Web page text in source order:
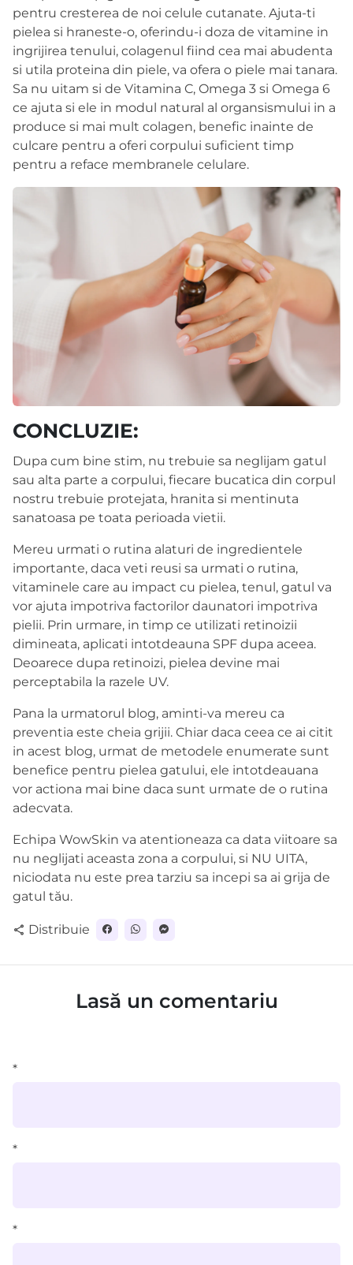
pentru cresterea de noi celule cutanate. Ajuta-ti
pielea si hraneste-o, oferindu-i doza de vitamine in
ingrijirea tenului, colagenul fiind cea mai abudenta
si utila proteina din piele, va ofera o piele mai tanara.
Sa nu uitam si de Vitamina C, Omega 3 si Omega 6
ce ajuta si ele in modul natural al organsismului in a
produce si mai mult colagen, benefic inainte de
culcare pentru a oferi corpului suficient timp
pentru a reface membranele celulare.
CONCLUZIE:
Dupa cum bine stim, nu trebuie sa neglijam gatul
sau alta parte a corpului, fiecare bucatica din corpul
nostru trebuie protejata, hranita si mentinuta
sanatoasa pe toata perioada vietii.
Mereu urmati o rutina alaturi de ingredientele
importante, daca veti reusi sa urmati o rutina,
vitaminele care au impact cu pielea, tenul, gatul va
vor ajuta impotriva factorilor daunatori impotriva
pielii. Prin urmare, in timp ce utilizati retinoizii
dimineata, aplicati intotdeauna SPF dupa aceea.
Deoarece dupa retinoizi, pielea devine mai
perceptabila la razele UV.
Pana la urmatorul blog, aminti-va mereu ca
preventia este cheia grijii. Chiar daca ceea ce ai citit
in acest blog, urmat de metodele enumerate sunt
benefice pentru pielea gatului, ele intotdeauana
vor actiona mai bine daca sunt urmate de o rutina
adecvata.
Echipa WowSkin va atentioneaza ca data viitoare sa
nu neglijati aceasta zona a corpului, si NU UITA,
niciodata nu este prea tarziu sa incepi sa ai grija de
gatul tău.
share Distribuie
Lasă un comentariu
*
*
*